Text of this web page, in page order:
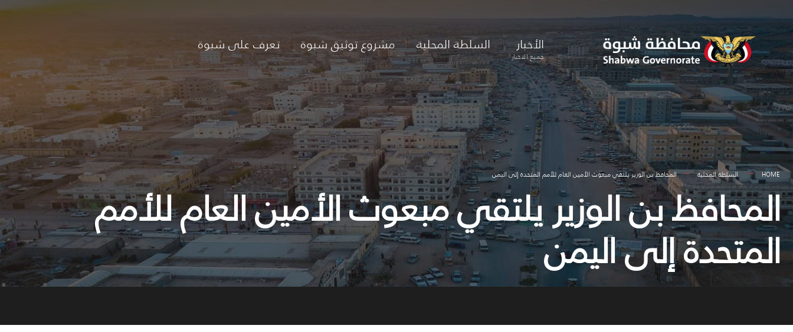
content
الأخبار
جميع الاخبار
السلطة المحلية مشروع توثيق شبوة تعرف على شبوة
HOME السلطة المحلية المحافظ بن الوزير يلتقي مبعوث الأمين العام للأمم المتحدة إلى اليمن
المحافظ بن الوزير يلتقي مبعوث الأمين العام للأمم
المتحدة إلى اليمن